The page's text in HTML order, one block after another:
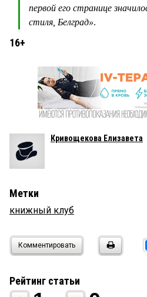
первой его странице
стиля, Белград».
16+
Кривощекова Елизавета
Метки
книжный клуб
Комментировать
Рейтинг статьи